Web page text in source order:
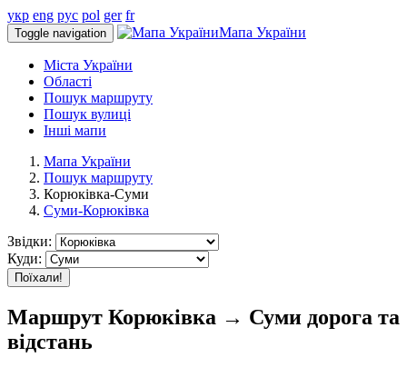
укр eng рус pol ger fr
Toggle navigation Мапа України
Міста України
Області
Пошук маршруту
Пошук вулиці
Інші мапи
Мапа України
Пошук маршруту
Корюківка-Суми
Суми-Корюківка
Звідки:
Куди:
Поїхали!
Маршрут Корюківка → Суми дорога та
відстань